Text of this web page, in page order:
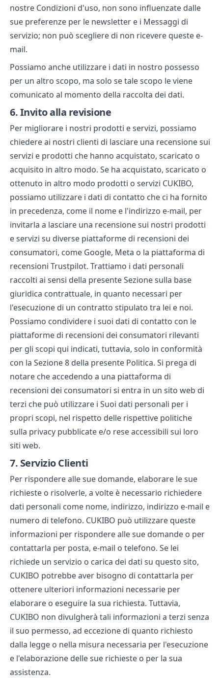
nostre Condizioni d'uso, non sono influenzate dalle
sue preferenze per le newsletter e i Messaggi di
servizio; non può scegliere di non ricevere queste e-
mail.
Possiamo anche utilizzare i dati in nostro possesso
per un altro scopo, ma solo se tale scopo le viene
comunicato al momento della raccolta dei dati.
6.Invito alla revisione
Per migliorare i nostri prodotti e servizi, possiamo
chiedere ai nostri clienti di lasciare una recensione sui
servizi e prodotti che hanno acquistato, scaricato o
acquisito in altro modo. Se ha acquistato, scaricato o
ottenuto in altro modo prodotti o servizi CUKIBO,
possiamo utilizzare i dati di contatto che ci ha fornito
in precedenza, come il nome e l'indirizzo e-mail, per
invitarla a lasciare una recensione sui nostri prodotti
e servizi su diverse piattaforme di recensioni dei
consumatori, come Google, Meta o la piattaforma di
recensioni Trustpilot. Trattiamo i dati personali
raccolti ai sensi della presente Sezione sulla base
giuridica contrattuale, in quanto necessari per
l'esecuzione di un contratto stipulato tra lei e noi.
Possiamo condividere i suoi dati di contatto con le
piattaforme di recensioni dei consumatori rilevanti
per gli scopi qui indicati, tuttavia, solo in conformità
con la Sezione 8 della presente Politica. Si prega di
notare che accedendo a una piattaforma di
recensioni dei consumatori si entra in un sito web di
terzi che può utilizzare i Suoi dati personali per i
propri scopi, nel rispetto delle rispettive politiche
sulla privacy pubblicate e/o rese accessibili sui loro
siti web.
7. Servizio Clienti
Per rispondere alle sue domande, elaborare le sue
richieste o risolverle, a volte è necessario richiedere
dati personali come nome, indirizzo, indirizzo e-mail e
numero di telefono. CUKIBO può utilizzare queste
informazioni per rispondere alle sue domande o per
contattarla per posta, e-mail o telefono. Se lei
richiede un servizio o carica dei dati su questo sito,
CUKIBO potrebbe aver bisogno di contattarla per
ottenere ulteriori informazioni necessarie per
elaborare o eseguire la sua richiesta. Tuttavia,
CUKIBO non divulgherà tali informazioni a terzi senza
il suo permesso, ad eccezione di quanto richiesto
dalla legge o nella misura necessaria per l'esecuzione
e l'elaborazione delle sue richieste o per la sua
assistenza.